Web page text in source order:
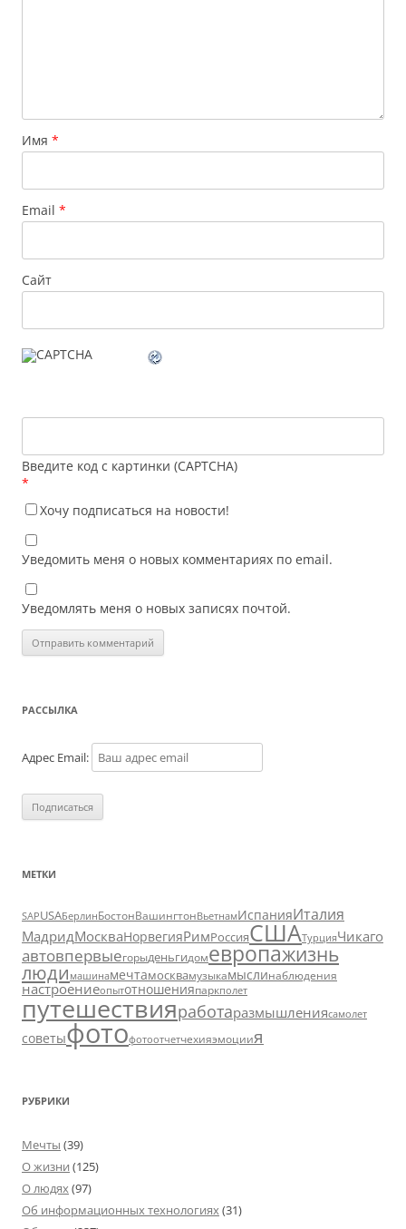
Имя *
Email *
Сайт
Введите код с картинки (CAPTCHA)
*
Хочу подписаться на новости!
Уведомить меня о новых комментариях по email.
Уведомлять меня о новых записях почтой.
РАССЫЛКА
Адрес Email:
МЕТКИ
SAPUSAБерлинБостонВашингтонВьетнамИспанияИталия
МадридМоскваНорвегияРимРоссияСШАТурцияЧикаго
автовпервыегорыденьгидомевропажизнь
люди машинамечтамосквамузыкамыслинаблюдения
настроениеопытотношенияпаркполет
путешествияработаразмышлениясамолет
советыфотофотоотчетчехияэмоциия
РУБРИКИ
Мечты (39)
О жизни (125)
О людях(97)
Об информационных технологиях(31)